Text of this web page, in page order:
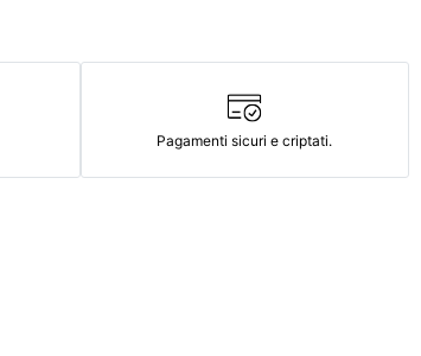
Pagamenti sicuri e criptati.